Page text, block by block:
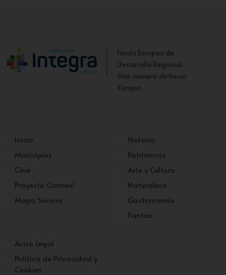
Fondo Europeo de
Desarrollo Regional.
Una manera de hacer
Europa.
Inicio
Municipios
Cine
Proyecto Carmesí
Mapa Sonoro
Historia
Patrimonio
Arte y Cultura
Naturaleza
Gastronomía
Fiestas
Aviso Legal
Política de Privacidad y
Cookies